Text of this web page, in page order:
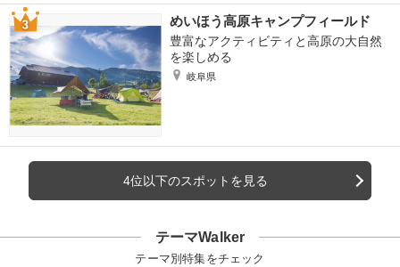
めいほう高原キャンプフィールド
豊富なアクティビティと高原の大自然
を楽しめる
岐阜県
4位以下のスポットを見る
テーマWalker
テーマ別特集をチェック